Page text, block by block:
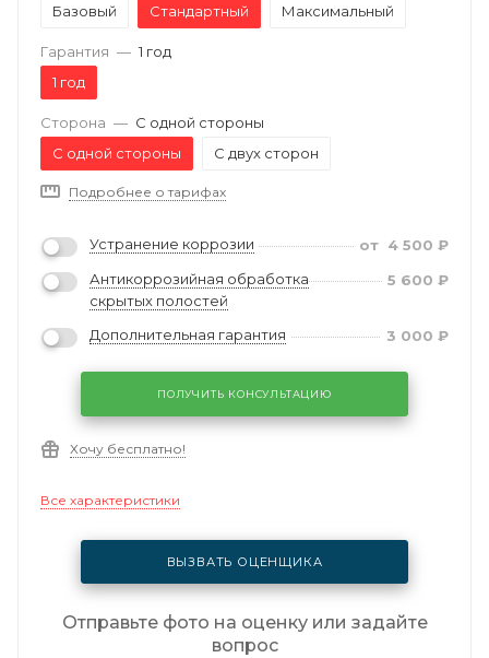
Базовый
Стандартный Максимальный
Гарантия — 1 год
1 год
Сторона — С одной стороны
С одной стороны
С двух сторон
Подробнее о тарифах
Устранение коррозии от 4 500 ₽
Антикоррозийная обработка
скрытых полостей
5 600 ₽
Дополнительная гарантия 3 000 ₽
ПОЛУЧИТЬ КОНСУЛЬТАЦИЮ
Хочу бесплатно!
Все характеристики
ВЫЗВАТЬ ОЦЕНЩИКА
Отправьте фото на оценку или задайте
вопрос